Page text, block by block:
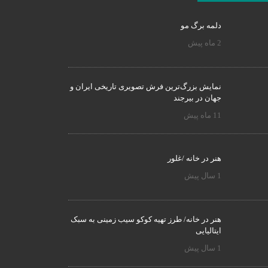
دلمه برگ مو
2 ماه پیش
نمایش بزرگ‌ترین فرش تصویری تاریخی ایران و
جهان در بیرجند
11 ماه پیش
هنر در خانه /غلور
1 سال پیش
هنر در خانه/ طرز تهیه کوکو سیب زمینی به سبک
ایتالیایی
1 سال پیش